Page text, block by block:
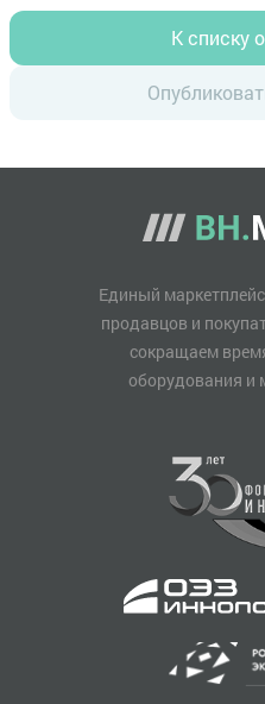
К списку
Единый
продавцов и
сокращаем
оборудования и